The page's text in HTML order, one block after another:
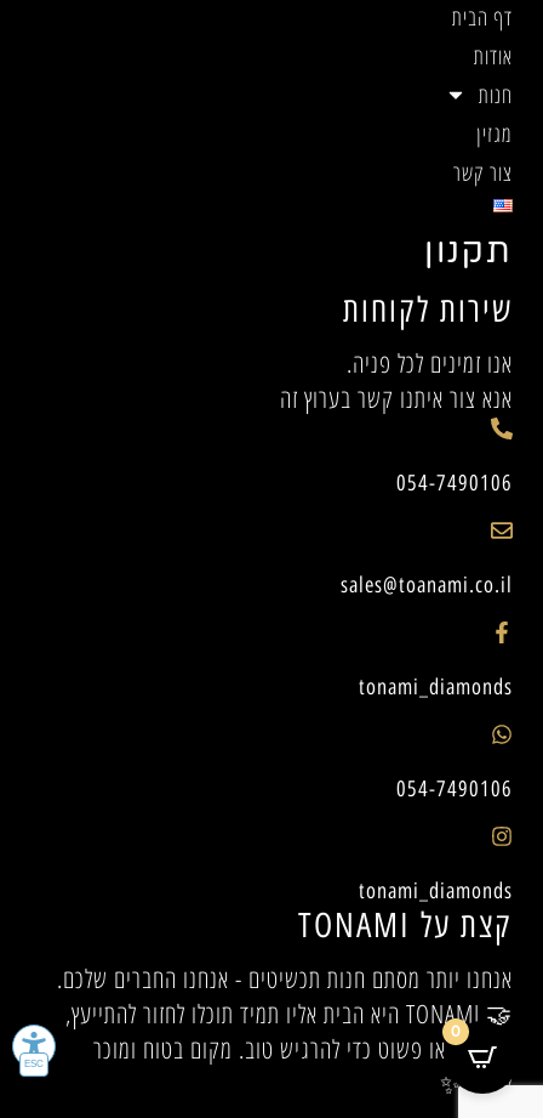
קצת על TONAMI
אנחנו יותר מסתם חנות תכשיטים - אנחנו החברים שלכם.
🤝 TONAMI היא הבית אליו תמיד תוכלו לחזור להתייעץ,
להיעזר, או פשוט כדי להרגיש טוב. מקום בטוח ומוכר
לכולם.✨
שירות לקוחות
אנו זמינים לכל פניה.
אנא צור איתנו קשר בערוץ זה
054-7490106
sales@toanami.co.il
tonami_diamonds
054-7490106
tonami_diamonds
דף הבית
אודות
חנות
מגזין
צור קשר
תקנון
0